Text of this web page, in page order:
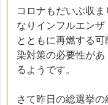
コロナもだいぶ収ま
なりインフルエンザ
とともに再燃する
染対策の必要性があ
るようです。
さて昨日の総選挙